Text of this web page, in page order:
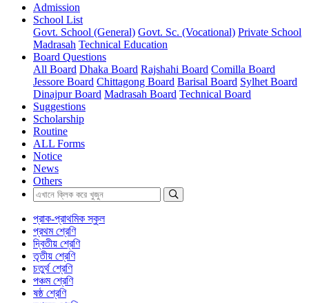
Admission
School List
Govt. School (General) Govt. Sc. (Vocational) Private School
Madrasah Technical Education
Board Questions
All Board Dhaka Board Rajshahi Board Comilla Board
Jessore Board Chittagong Board Barisal Board Sylhet Board
Dinajpur Board Madrasah Board Technical Board
Suggestions
Scholarship
Routine
ALL Forms
Notice
News
Others
প্রাক-প্রাথমিক স্কুল
প্রথম শ্রেণি
দ্বিতীয় শ্রেণি
তৃতীয় শ্রেণি
চতুর্থ শ্রেণি
পঞ্চম শ্রেণি
ষষ্ঠ শ্রেণি